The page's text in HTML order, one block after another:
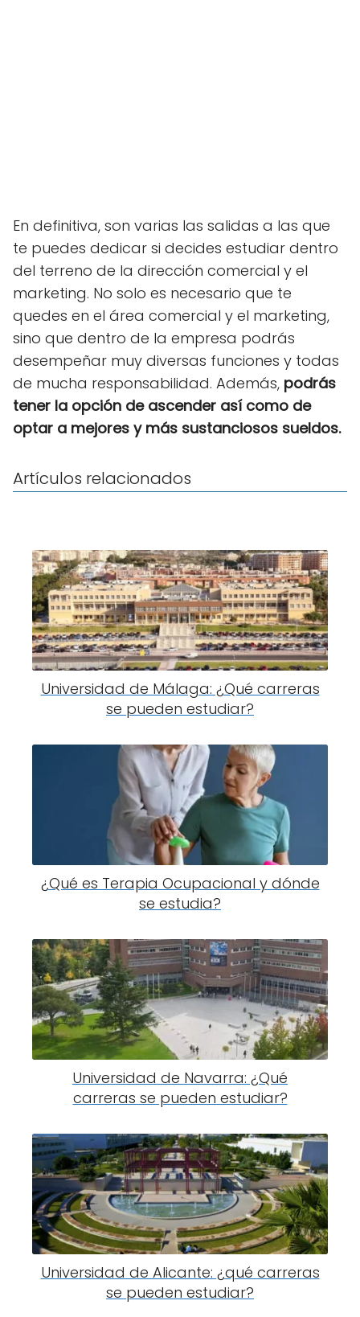
En definitiva, son varias las salidas a las que
te puedes dedicar si decides estudiar dentro
del terreno de la dirección comercial y el
marketing. No solo es necesario que te
quedes en el área comercial y el marketing,
sino que dentro de la empresa podrás
desempeñar muy diversas funciones y todas
de mucha responsabilidad. Además, podrás
tener la opción de ascender así como de
optar a mejores y más sustanciosos sueldos.
Artículos relacionados
Universidad de Málaga: ¿Qué carreras
se pueden estudiar?
¿Qué es Terapia Ocupacional y dónde
se estudia?
Universidad de Navarra: ¿Qué
carreras se pueden estudiar?
Universidad de Alicante: ¿qué carreras
se pueden estudiar?